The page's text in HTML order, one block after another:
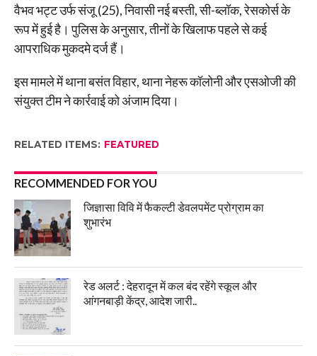
वैभव भट्ट उर्फ संजू (25), निवासी नई बस्ती, सी-ब्लॉक, रेसकोर्स के
रूप में हुई है। पुलिस के अनुसार, तीनों के खिलाफ पहले से कई
आपराधिक मुकदमे दर्ज हैं।
इस मामले में थाना बसंत विहार, थाना नेहरू कॉलोनी और एसओजी की
संयुक्त टीम ने कार्रवाई को अंजाम दिया।
RELATED ITEMS: FEATURED
RECOMMENDED FOR YOU
जिज्ञासा विवि में फैकल्टी डेवलपमेंट प्रोग्राम का
शुभारंभ
रेड अलर्ट : देहरादून में कल बंद रहेंगे स्कूल और
आंगनबाड़ी केंद्र, आदेश जारी..